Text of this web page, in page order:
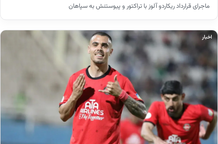
ماجرای قرارداد ریکاردو آلوز با تراکتور و پیوستنش به سپاهان
اخبار